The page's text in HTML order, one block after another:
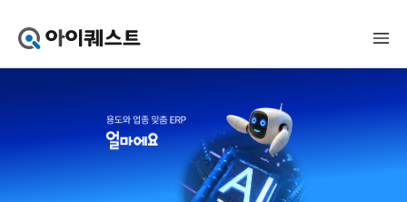
퀘
얼
마